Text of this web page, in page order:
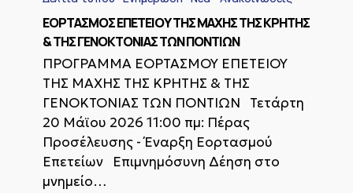
ΤΗΣ
ΜΑΧΗΣ
ΤΗΣ
ΤΗΣ
ΓΕΝΟΚΤΟΝΙΑΣ
ΤΩΝ
ΠΟΝΤΙΩΝ
ΕΟΡΤΑΣΜΟΣ ΕΠΕΤΕΙΟΥ ΤΗΣ ΜΑΧΗΣ ΤΗΣ ΚΡΗΤΗΣ
& ΤΗΣ ΓΕΝΟΚΤΟΝΙΑΣ ΤΩΝ ΠΟΝΤΙΩΝ
ΠΡΟΓΡΑΜΜΑ ΕΟΡΤΑΣΜΟΥ ΕΠΕΤΕΙΟΥ
ΤΗΣ ΜΑΧΗΣ ΤΗΣ ΚΡΗΤΗΣ & ΤΗΣ
ΓΕΝΟΚΤΟΝΙΑΣ ΤΩΝ ΠΟΝΤΙΩΝ Τετάρτη
20 Μάϊου 2026 11:00 πμ: Πέρας
Προσέλευσης - Έναρξη Εορτασμού
Επετείων Επιμνημόσυνη Δέηση στο
μνημείο…